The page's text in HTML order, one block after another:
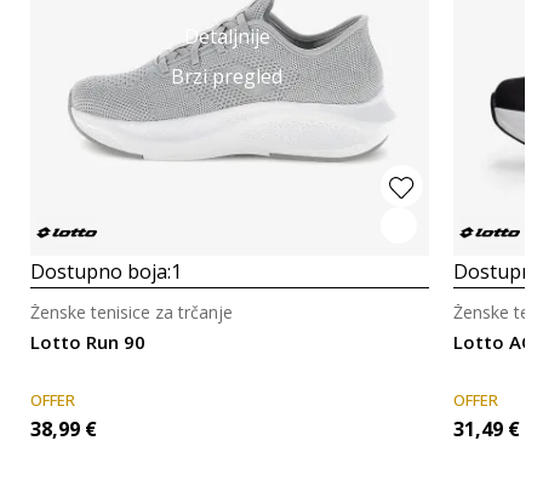
Detaljnije
Brzi pregled
Dostupno boja:1
Lotto Run 90
Ženske tenisice za trčanje
OFFER
38,99 €
Lotto
Ženske
OFFER
31,49 €